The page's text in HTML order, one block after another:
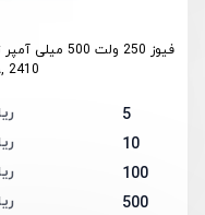
فیوز 250 ولت 500 میلی آمپر تندسوز پکیج 2410
2410
5
10
100
500